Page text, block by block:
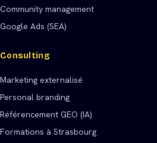
Community management
Google Ads (SEA)
Consulting
Marketing externalisé
Personal branding
Référencement GEO (IA)
Formations à Strasbourg